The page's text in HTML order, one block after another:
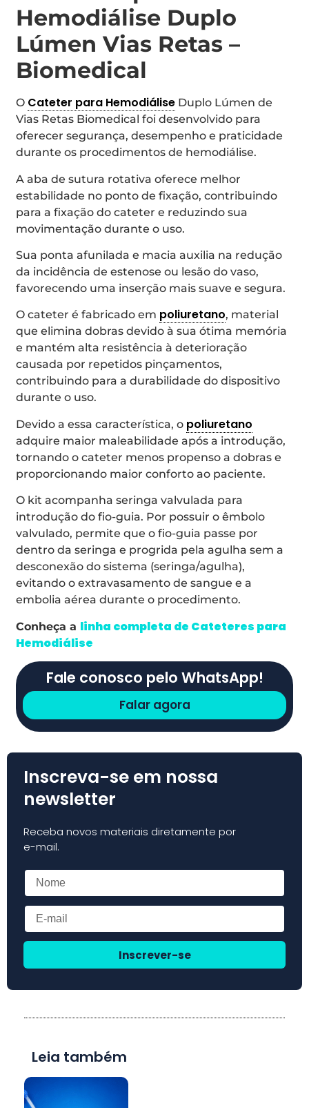
Hemodiálise Duplo
Lúmen Vias Retas –
Biomedical
O Cateter para Hemodiálise Duplo Lúmen de
Vias Retas Biomedical foi desenvolvido para
oferecer segurança, desempenho e praticidade
durante os procedimentos de hemodiálise.
A aba de sutura rotativa oferece melhor
estabilidade no ponto de fixação, contribuindo
para a fixação do cateter e reduzindo sua
movimentação durante o uso.
Sua ponta afunilada e macia auxilia na redução
da incidência de estenose ou lesão do vaso,
favorecendo uma inserção mais suave e segura.
O cateter é fabricado em poliuretano, material
que elimina dobras devido à sua ótima memória
e mantém alta resistência à deterioração
causada por repetidos pinçamentos,
contribuindo para a durabilidade do dispositivo
durante o uso.
Devido a essa característica, o poliuretano
adquire maior maleabilidade após a introdução,
tornando o cateter menos propenso a dobras e
proporcionando maior conforto ao paciente.
O kit acompanha seringa valvulada para
introdução do fio-guia. Por possuir o êmbolo
valvulado, permite que o fio-guia passe por
dentro da seringa e progrida pela agulha sem a
desconexão do sistema (seringa/agulha),
evitando o extravasamento de sangue e a
embolia aérea durante o procedimento.
Conheça a linha completa de Cateteres para
Hemodiálise
Fale conosco pelo WhatsApp!
Falar agora
Inscreva-se em nossa
newsletter
Receba novos materiais diretamente por
e-mail.
Inscrever-se
Leia também